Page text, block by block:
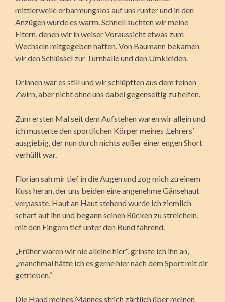
mittlerweile erbarmungslos auf uns runter und in den
Anzügen wurde es warm. Schnell suchten wir meine
Eltern, denen wir in weiser Voraussicht etwas zum
Wechseln mitgegeben hatten. Von Baumann bekamen
wir den Schlüssel zur Turnhalle und den Umkleiden.
Drinnen war es still und wir schlüpften aus dem feinen
Zwirn, aber nicht ohne uns dabei gegenseitig zu helfen.
Zum ersten Mal seit dem Aufstehen waren wir allein und
ich musterte den sportlichen Körper meines ‚Lehrers’
ausgiebig, der nun durch nichts außer einer engen Short
verhüllt war.
Florian sah mir tief in die Augen und zog mich zu einem
Kuss heran, der uns beiden eine angenehme Gänsehaut
verpasste. Haut an Haut stehend wurde ich ziemlich
scharf auf ihn und begann seinen Rücken zu streicheln,
mit den Fingern tief unter den Bund fahrend.
„Früher waren wir nie alleine hier“, grinste ich ihn an,
„manchmal hätte ich es gerne hier nach dem Sport mit dir
getrieben.“
Die Hand meines Mannes strich zärtlich über meinen